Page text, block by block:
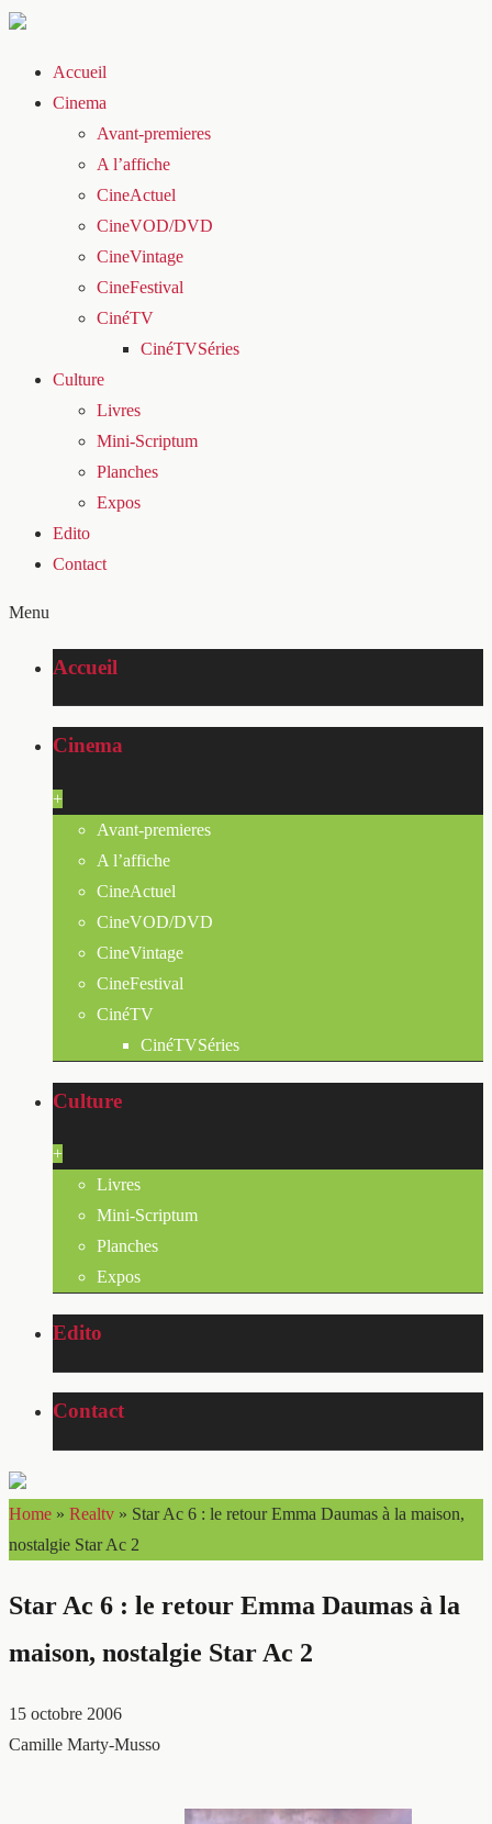
Accueil
Cinema
Avant-premieres
A l’affiche
CineActuel
CineVOD/DVD
CineVintage
CineFestival
CinéTV
CinéTVSéries
Culture
Livres
Mini-Scriptum
Planches
Expos
Edito
Contact
Menu
Accueil
Cinema
+
Avant-premieres
A l’affiche
CineActuel
CineVOD/DVD
CineVintage
CineFestival
CinéTV
CinéTVSéries
Culture
+
Livres
Mini-Scriptum
Planches
Expos
Edito
Contact
Home » Realtv » Star Ac 6 : le retour Emma Daumas à la maison,
nostalgie Star Ac 2
Star Ac 6 : le retour Emma Daumas à la
maison, nostalgie Star Ac 2
15 octobre 2006
Camille Marty-Musso